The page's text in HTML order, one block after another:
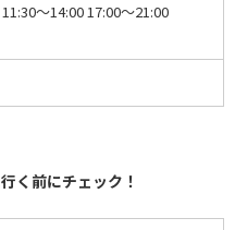
～14:00 17:00～21:00
く前にチェック！